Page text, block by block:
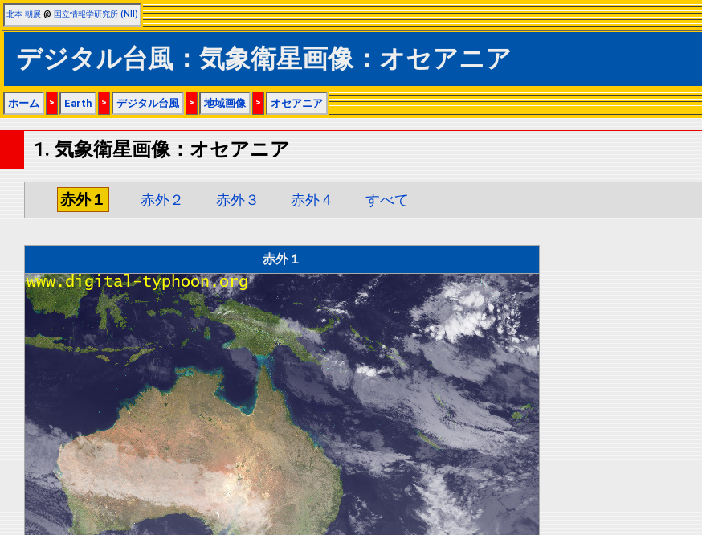
北本 朝展 @ 国立情報学研究所 (NII)
デジタル台風：気象衛星画像：オセアニア
ホーム > Earth > デジタル台風 > 地域画像 > オセアニア
1. 気象衛星画像：オセアニア
赤外１ 赤外２ 赤外３ 赤外４ すべて
赤外１